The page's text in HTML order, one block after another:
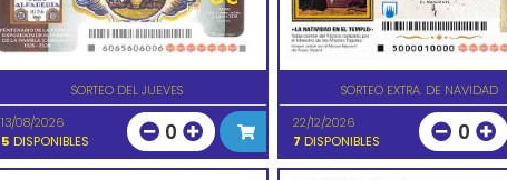
SORTEO DEL JUEVES
13/08/2026
5 DISPONIBLES 0
SORTEO EXTRA. DE NAVIDAD
22/12/2026
7 DISPONIBLES 0